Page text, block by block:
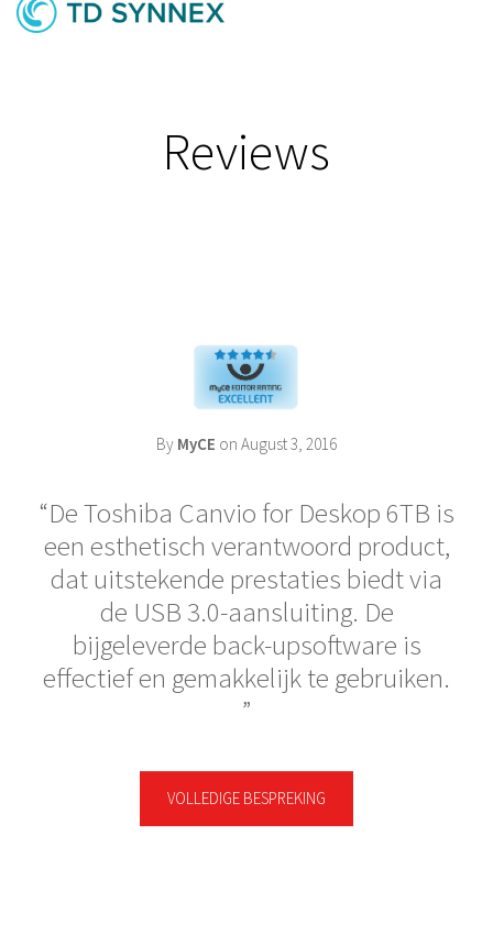
Reviews
By MyCE on August 3, 2016
De Toshiba Canvio for Deskop 6TB is
een esthetisch verantwoord product,
dat uitstekende prestaties biedt via
de USB 3.0-aansluiting. De
bijgeleverde back-upsoftware is
effectief en gemakkelijk te gebruiken.
VOLLEDIGE BESPREKING